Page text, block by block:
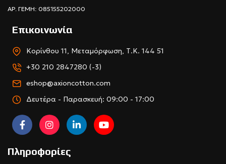
ΑΡ. ΓΕΜΗ: 085155202000
Επικοινωνία
Κορίνθου 11, Μεταμόρφωση, Τ.Κ. 144 51
+30 210 2847280 (-3)
eshop@axioncotton.com
Δευτέρα - Παρασκευή: 09:00 - 17:00
Πληροφορίες